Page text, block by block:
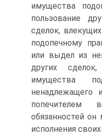
имущества
пользование
сделок,
подопечному
или выдел из
других
имущества
ненадлежащего
попечителем
обязанностей
исполнения